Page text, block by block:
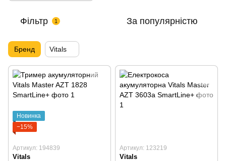
Фільтр 1 За популярністю
Бренд Vitals
Новинка
−15%
Артикул: 194839
Vitals
Артикул: 123219
Vitals